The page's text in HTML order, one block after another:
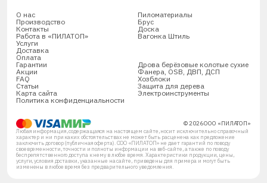
О нас
Производство
Контакты
Работа в «ПИЛАТОП»
Услуги
Доставка
Оплата
Гарантии
Акции
FAQ
Статьи
Карта сайта
Политика конфиденциальности
Пиломатериалы
Брус
Доска
Вагонка Штиль
Дрова берёзовые колотые сухие
Фанера, OSB, ДВП, ДСП
Хозблоки
Защита для дерева
Электроинструменты
© 2026 ООО «ПИЛАТОП»
Любая информация, содержащаяся на настоящем сайте, носит исключительно справочный
характер и ни при каких обстоятельствах не может быть расценена как предложение
заключить договор (публичная оферта). ООО «ПИЛАТОП» не дает гарантий по поводу
своевременности, точности и полноты информации на веб-сайте, а также по поводу
беспрепятственного доступа к нему в любое время. Характеристики продукции, цены,
услуги, условия доставки, указанные на сайте, приведены для примера и могут быть
изменены в любое время без предварительного уведомления.